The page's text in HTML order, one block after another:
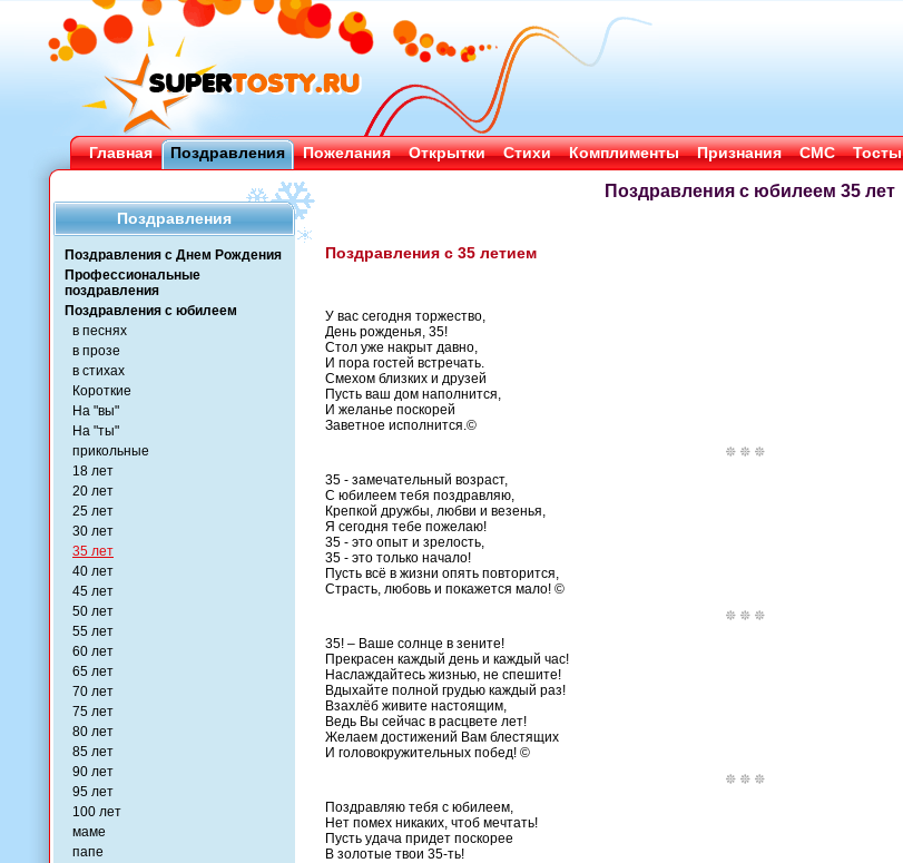
Главная Поздравления Пожелания Открытки Стихи Комплименты Признания СМС Тосты
Поздравления
Поздравления с Днем Рождения
Профессиональные
поздравления
Поздравления с юбилеем
в песнях
в прозе
в стихах
Короткие
На "вы"
На "ты"
прикольные
18 лет
20 лет
25 лет
30 лет
35 лет
40 лет
45 лет
50 лет
55 лет
60 лет
65 лет
70 лет
75 лет
80 лет
85 лет
90 лет
95 лет
100 лет
маме
папе
Поздравления с юбилеем 35 лет
Поздравления с 35 летием
У вас сегодня торжество,
День рожденья, 35!
Стол уже накрыт давно,
И пора гостей встречать.
Смехом близких и друзей
Пусть ваш дом наполнится,
И желанье поскорей
Заветное исполнится.©
35 - замечательный возраст,
С юбилеем тебя поздравляю,
Крепкой дружбы, любви и везенья,
Я сегодня тебе пожелаю!
35 - это опыт и зрелость,
35 - это только начало!
Пусть всё в жизни опять повторится,
Страсть, любовь и покажется мало! ©
35! – Ваше солнце в зените!
Прекрасен каждый день и каждый час!
Наслаждайтесь жизнью, не спешите!
Вдыхайте полной грудью каждый раз!
Взахлёб живите настоящим,
Ведь Вы сейчас в расцвете лет!
Желаем достижений Вам блестящих
И головокружительных побед! ©
Поздравляю тебя с юбилеем,
Нет помех никаких, чтоб мечтать!
Пусть удача придет поскорее
В золотые твои 35-ть!